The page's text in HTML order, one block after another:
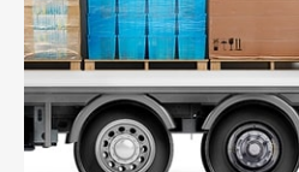
от 5000 руб.
- Экономный способ
другой город - догрузом или
грузоперевозки для физлиц,
дешевле.